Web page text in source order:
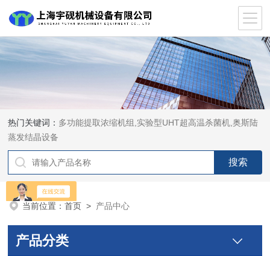
热门关键词： 多功能提取浓缩机组,实验型UHT超高温杀菌机,奥斯陆
蒸发结晶设备
当前位置：首页 > 产品中心
产品分类